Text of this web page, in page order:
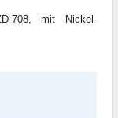
708, mit Nickel-